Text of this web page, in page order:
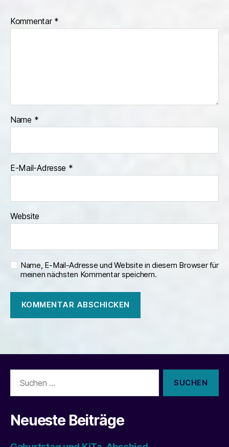
Kommentar *
Name *
E-Mail-Adresse *
Website
Name, E-Mail-Adresse und Website in diesem Browser für
meinen nächsten Kommentar speichern.
nach:
Neueste Beiträge